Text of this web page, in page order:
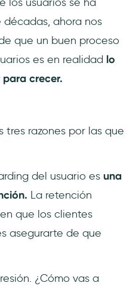
ahora nos
que un buen proceso
es en realidad lo
crecer.
tres razones por las que
del usuario es una
La retención
que los clientes
asegurarte de que
¿Cómo vas a